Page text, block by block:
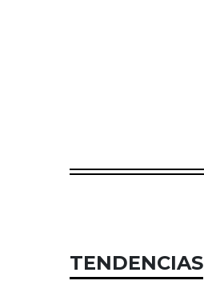
TENDENCIAS